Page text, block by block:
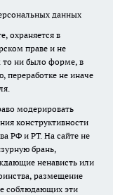
данных
охраняется в
праве и не
то ни было форме, в
переработке не иначе
модерировать
конструктивности
РФ и РТ. На сайте не
брань,
ненависть или
размещение
соблюдающих эти